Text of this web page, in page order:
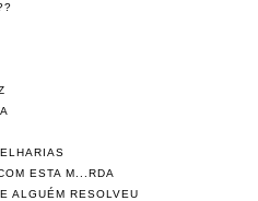
ESTA M...RDA
ALGUÉM RESOLVEU